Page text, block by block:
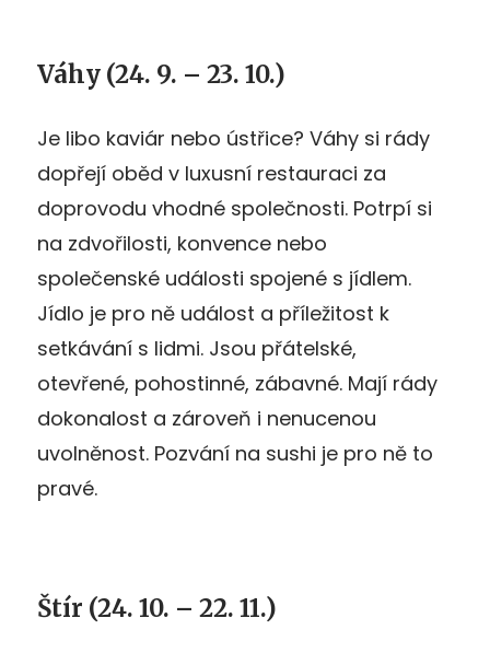
Váhy (24. 9. – 23. 10.)
Je libo kaviár nebo ústřice? Váhy si rády
dopřejí oběd v luxusní restauraci za
doprovodu vhodné společnosti. Potrpí si
na zdvořilosti, konvence nebo
společenské události spojené s jídlem.
Jídlo je pro ně událost a příležitost k
setkávání s lidmi. Jsou přátelské,
otevřené, pohostinné, zábavné. Mají rády
dokonalost a zároveň i nenucenou
uvolněnost. Pozvání na sushi je pro ně to
pravé.
Štír (24. 10. – 22. 11.)